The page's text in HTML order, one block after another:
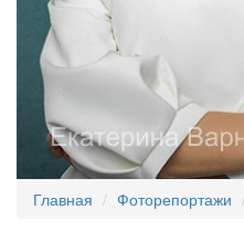
Главная Фоторепортажи